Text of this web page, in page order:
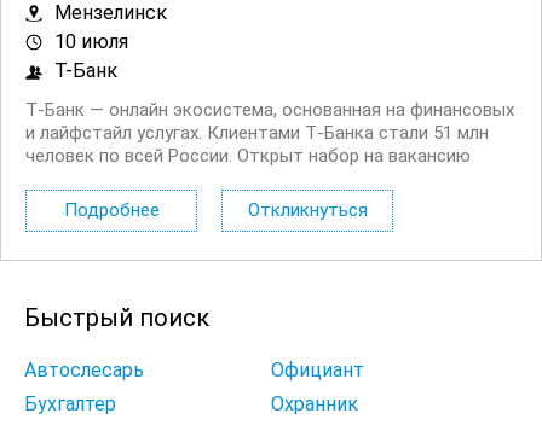
Мензелинск
10 июля
Т-Банк
Т‑Банк — онлайн экосистема, основанная на финансовых
и лайфстайл услугах. Клиентами Т‑Банка стали 51 млн
человек по всей России. Открыт набор на вакансию
будете делать: Консультировать клиентов по
депозитным продуктам на входящих звонках...
Подробнее Откликнуться
Быстрый поиск
Автослесарь
Официант
Бухгалтер
Охранник